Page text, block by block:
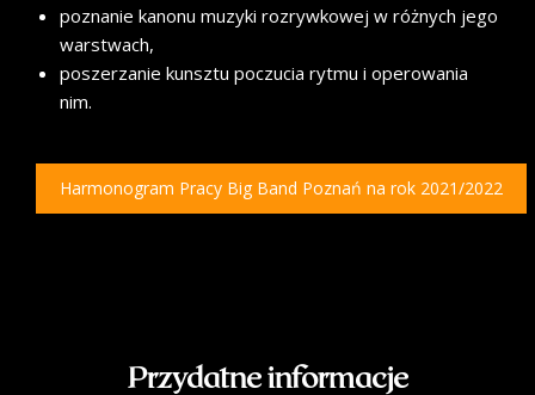
poznanie kanonu muzyki rozrywkowej w różnych jego
warstwach,
poszerzanie kunsztu poczucia rytmu i operowania
nim.
Harmonogram Pracy Big Band Poznań na rok 2021/2022
Przydatne informacje